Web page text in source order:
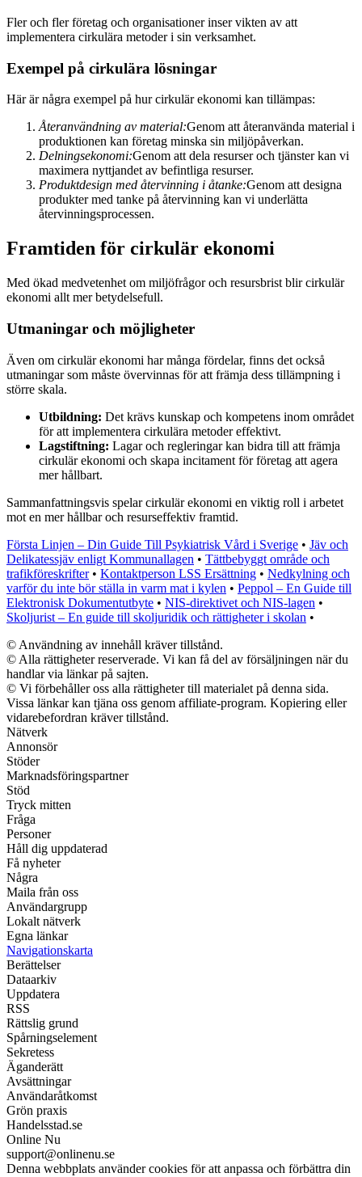
Fler och fler företag och organisationer inser vikten av att
implementera cirkulära metoder i sin verksamhet.
Exempel på cirkulära lösningar
Här är några exempel på hur cirkulär ekonomi kan tillämpas:
Återanvändning av material:Genom att återanvända material i
produktionen kan företag minska sin miljöpåverkan.
Delningsekonomi:Genom att dela resurser och tjänster kan vi
maximera nyttjandet av befintliga resurser.
Produktdesign med återvinning i åtanke:Genom att designa
produkter med tanke på återvinning kan vi underlätta
återvinningsprocessen.
Framtiden för cirkulär ekonomi
Med ökad medvetenhet om miljöfrågor och resursbrist blir cirkulär
ekonomi allt mer betydelsefull.
Utmaningar och möjligheter
Även om cirkulär ekonomi har många fördelar, finns det också
utmaningar som måste övervinnas för att främja dess tillämpning i
större skala.
Utbildning: Det krävs kunskap och kompetens inom området
för att implementera cirkulära metoder effektivt.
Lagstiftning: Lagar och regleringar kan bidra till att främja
cirkulär ekonomi och skapa incitament för företag att agera
mer hållbart.
Sammanfattningsvis spelar cirkulär ekonomi en viktig roll i arbetet
mot en mer hållbar och resurseffektiv framtid.
Första Linjen – Din Guide Till Psykiatrisk Vård i Sverige • Jäv och
Delikatessjäv enligt Kommunallagen • Tättbebyggt område och
trafikföreskrifter• Kontaktperson LSS Ersättning • Nedkylning och
varför du inte bör ställa in varm mat i kylen • Peppol – En Guide till
Elektronisk Dokumentutbyte • NIS-direktivet och NIS-lagen •
Skoljurist – En guide till skoljuridik och rättigheter i skolan •
© Användning av innehåll kräver tillstånd.
© Alla rättigheter reserverade. Vi kan få del av försäljningen när du
handlar via länkar på sajten.
© Vi förbehåller oss alla rättigheter till materialet på denna sida.
Vissa länkar kan tjäna oss genom affiliate-program. Kopiering eller
vidarebefordran kräver tillstånd.
Nätverk
Annonsör
Stöder
Marknadsföringspartner
Stöd
Tryck mitten
Fråga
Personer
Håll dig uppdaterad
Få nyheter
Några
Maila från oss
Användargrupp
Lokalt nätverk
Egna länkar
Navigationskarta
Berättelser
Dataarkiv
Uppdatera
RSS
Rättslig grund
Spårningselement
Sekretess
Äganderätt
Avsättningar
Användaråtkomst
Grön praxis
Handelsstad.se
Online Nu
support@onlinenu.se
Denna webbplats använder cookies för att anpassa och förbättra din